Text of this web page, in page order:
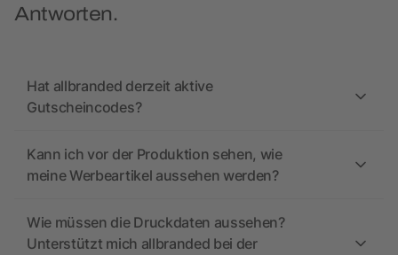
Antworten.
Hat allbranded derzeit aktive
Gutscheincodes?
Kann ich vor der Produktion sehen, wie
meine Werbeartikel aussehen werden?
Wie müssen die Druckdaten aussehen?
Unterstützt mich allbranded bei der